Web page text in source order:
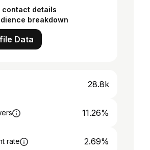
contact details
breakdown
Data
28.8k
11.26%
rate 2.69%